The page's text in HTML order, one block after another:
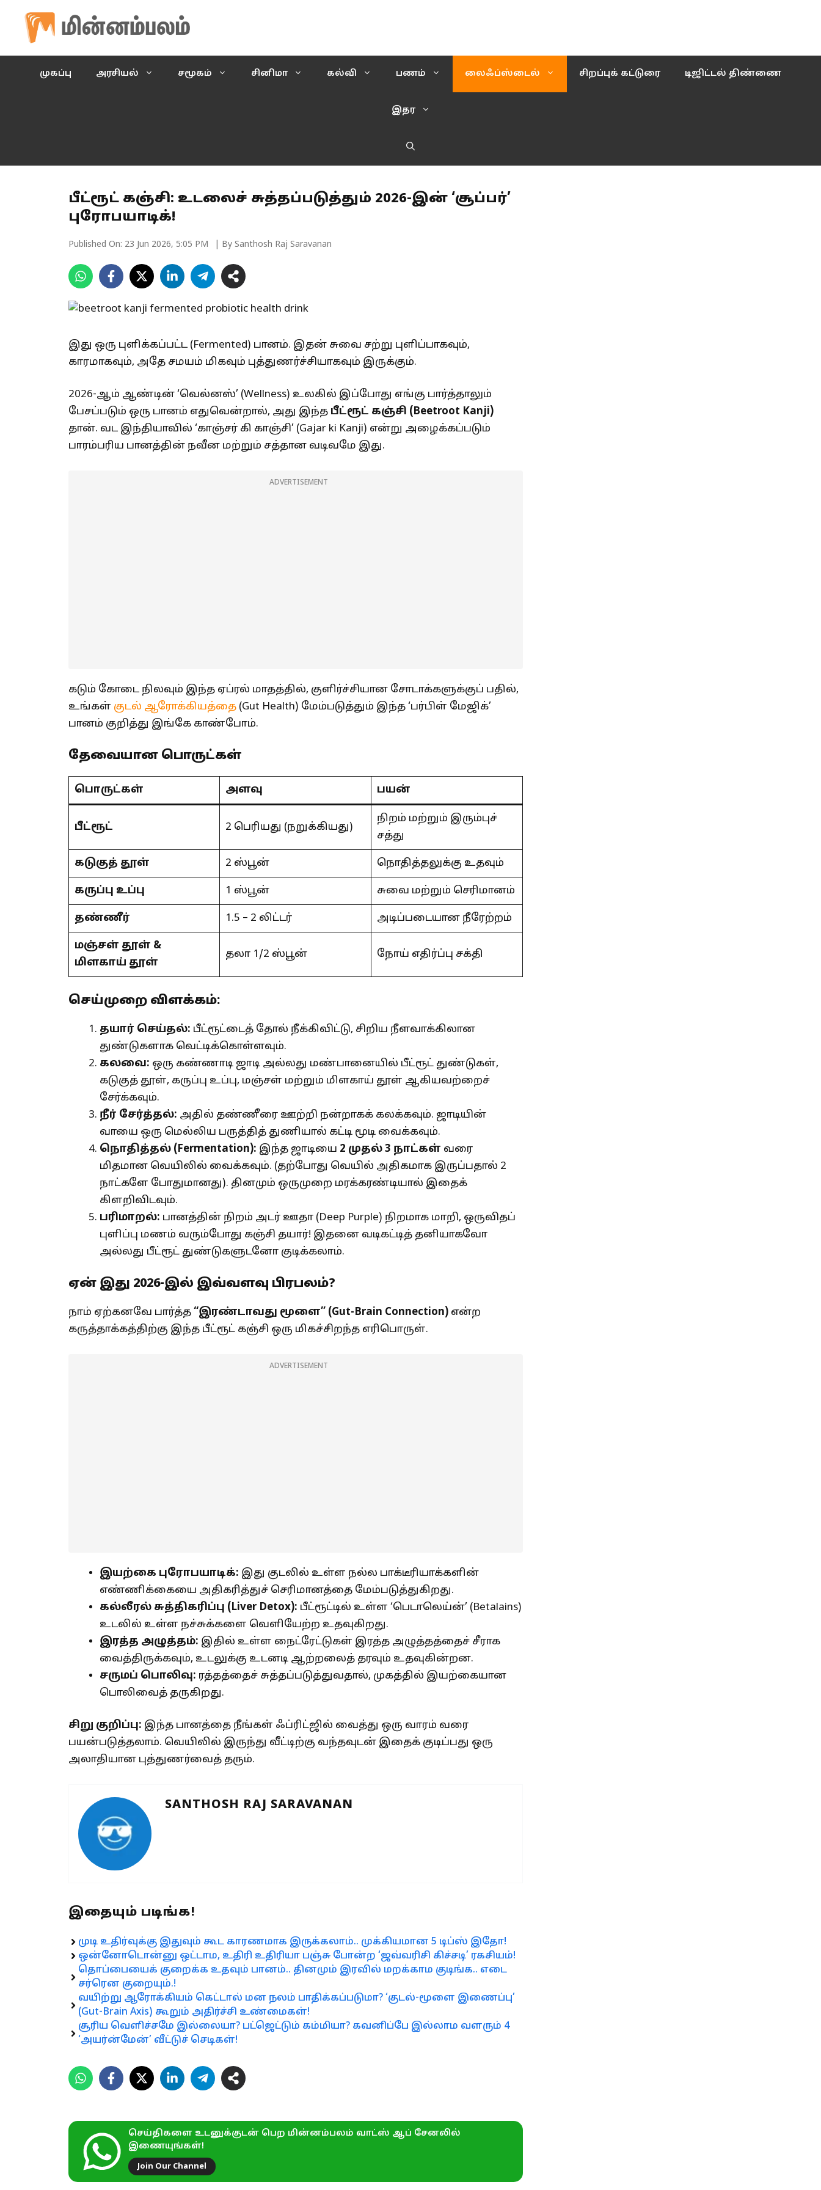
content
முகப்பு அரசியல் சமூகம் சினிமா கல்வி பணம் லைஃப்ஸ்டைல் சிறப்புக் கட்டுரை டிஜிட்டல் திண்ணை
இதர
பீட்ரூட் கஞ்சி: உடலைச் சுத்தப்படுத்தும் 2026-இன் ‘சூப்பர்’
புரோபயாடிக்!
Published On: 23 Jun 2026, 5:05 PM | By Santhosh Raj Saravanan
இது ஒரு புளிக்கப்பட்ட (Fermented) பானம். இதன் சுவை சற்று புளிப்பாகவும்,
காரமாகவும், அதே சமயம் மிகவும் புத்துணர்ச்சியாகவும் இருக்கும்.
2026-ஆம் ஆண்டின் ‘வெல்னஸ்’ (Wellness) உலகில் இப்போது எங்கு பார்த்தாலும்
பேசப்படும் ஒரு பானம் எதுவென்றால், அது இந்த பீட்ரூட் கஞ்சி (Beetroot Kanji)
தான். வட இந்தியாவில் ‘காஞ்சர் கி காஞ்சி’ (Gajar ki Kanji) என்று அழைக்கப்படும்
பாரம்பரிய பானத்தின் நவீன மற்றும் சத்தான வடிவமே இது.
ADVERTISEMENT
கடும் கோடை நிலவும் இந்த ஏப்ரல் மாதத்தில், குளிர்ச்சியான சோடாக்களுக்குப் பதில்,
உங்கள் குடல் ஆரோக்கியத்தை (Gut Health) மேம்படுத்தும் இந்த ‘பர்பிள் மேஜிக்’
பானம் குறித்து இங்கே காண்போம்.
தேவையான பொருட்கள்
பொருட்கள் அளவு பயன்
பீட்ரூட் 2 பெரியது (நறுக்கியது)
நிறம் மற்றும் இரும்புச்
சத்து
கடுகுத் தூள் 2 ஸ்பூன் நொதித்தலுக்கு உதவும்
கருப்பு உப்பு 1 ஸ்பூன் சுவை மற்றும் செரிமானம்
தண்ணீர் 1.5 – 2 லிட்டர் அடிப்படையான நீரேற்றம்
மஞ்சள் தூள் &
மிளகாய் தூள்
தலா 1/2 ஸ்பூன் நோய் எதிர்ப்பு சக்தி
செய்முறை விளக்கம்:
தயார் செய்தல்: பீட்ரூட்டைத் தோல் நீக்கிவிட்டு, சிறிய நீளவாக்கிலான
துண்டுகளாக வெட்டிக்கொள்ளவும்.
கலவை: ஒரு கண்ணாடி ஜாடி அல்லது மண்பானையில் பீட்ரூட் துண்டுகள்,
கடுகுத் தூள், கருப்பு உப்பு, மஞ்சள் மற்றும் மிளகாய் தூள் ஆகியவற்றைச்
சேர்க்கவும்.
நீர் சேர்த்தல்: அதில் தண்ணீரை ஊற்றி நன்றாகக் கலக்கவும். ஜாடியின்
வாயை ஒரு மெல்லிய பருத்தித் துணியால் கட்டி மூடி வைக்கவும்.
நொதித்தல் (Fermentation): இந்த ஜாடியை 2 முதல்3 நாட்கள் வரை
மிதமான வெயிலில் வைக்கவும். (தற்போது வெயில் அதிகமாக இருப்பதால் 2
நாட்களே போதுமானது). தினமும் ஒருமுறை மரக்கரண்டியால் இதைக்
கிளறிவிடவும்.
பரிமாறல்: பானத்தின் நிறம் அடர் ஊதா (Deep Purple) நிறமாக மாறி, ஒருவிதப்
புளிப்பு மணம் வரும்போது கஞ்சி தயார்! இதனை வடிகட்டித் தனியாகவோ
அல்லது பீட்ரூட் துண்டுகளுடனோ குடிக்கலாம்.
ஏன் இது 2026-இல் இவ்வளவு பிரபலம்?
நாம் ஏற்கனவே பார்த்த“இரண்டாவது மூளை” (Gut-Brain Connection) என்ற
கருத்தாக்கத்திற்கு இந்த பீட்ரூட் கஞ்சி ஒரு மிகச்சிறந்த எரிபொருள்.
ADVERTISEMENT
இயற்கை புரோபயாடிக்: இது குடலில் உள்ள நல்ல பாக்டீரியாக்களின்
எண்ணிக்கையை அதிகரித்துச் செரிமானத்தை மேம்படுத்துகிறது.
கல்லீரல் சுத்திகரிப்பு (Liver Detox): பீட்ரூட்டில் உள்ள ‘பெடாலெய்ன்’ (Betalains)
உடலில் உள்ள நச்சுக்களை வெளியேற்ற உதவுகிறது.
இரத்த அழுத்தம்: இதில் உள்ள நைட்ரேட்டுகள் இரத்த அழுத்தத்தைச் சீராக
வைத்திருக்கவும், உடலுக்கு உடனடி ஆற்றலைத் தரவும் உதவுகின்றன.
சருமப் பொலிவு: ரத்தத்தைச் சுத்தப்படுத்துவதால், முகத்தில் இயற்கையான
பொலிவைத் தருகிறது.
சிறு குறிப்பு: இந்த பானத்தை நீங்கள் ஃப்ரிட்ஜில் வைத்து ஒரு வாரம் வரை
பயன்படுத்தலாம். வெயிலில் இருந்து வீட்டிற்கு வந்தவுடன் இதைக் குடிப்பது ஒரு
அலாதியான புத்துணர்வைத் தரும்.
SANTHOSH RAJ SARAVANAN
இதையும் படிங்க!
முடி உதிர்வுக்கு இதுவும் கூட காரணமாக இருக்கலாம்.. முக்கியமான 5 டிப்ஸ் இதோ!
ஒன்னோடொன்னு ஒட்டாம, உதிரி உதிரியா பஞ்சு போன்ற ‘ஜவ்வரிசி கிச்சடி’ ரகசியம்!
தொப்பையைக் குறைக்க உதவும் பானம்.. தினமும் இரவில் மறக்காம குடிங்க.. எடை
சர்ரென குறையும்.!
வயிற்று ஆரோக்கியம் கெட்டால் மன நலம் பாதிக்கப்படுமா? ‘குடல்-மூளை இணைப்பு’
(Gut-Brain Axis) கூறும் அதிர்ச்சி உண்மைகள்!
சூரிய வெளிச்சமே இல்லையா? பட்ஜெட்டும் கம்மியா? கவனிப்பே இல்லாம வளரும் 4
‘அயர்ன்மேன்’ வீட்டுச் செடிகள்!
செய்திகளை உடனுக்குடன் பெற மின்னம்பலம் வாட்ஸ் ஆப் சேனலில்
இணையுங்கள்!
Join Our Channel